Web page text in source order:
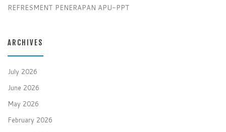
REFRESMENT PENERAPAN APU-PPT
ARCHIVES
July 2026
June 2026
May 2026
February 2026